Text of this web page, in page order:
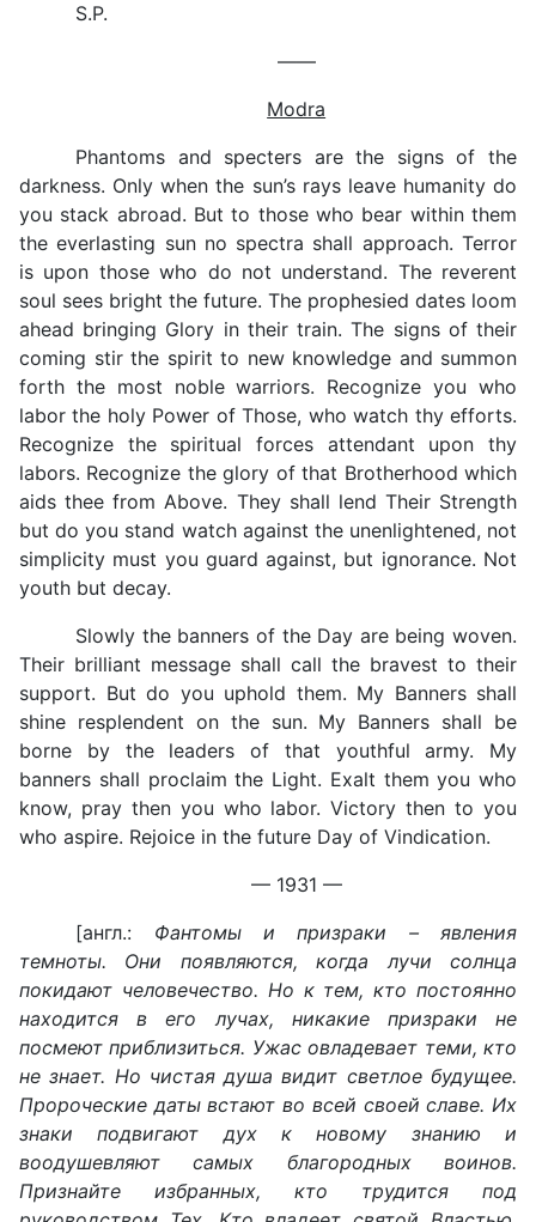
S.P.
——
Modra
Phantoms and specters are the signs of the
darkness. Only when the sun’s rays leave humanity do
you stack abroad. But to those who bear within them
the everlasting sun no spectra shall approach. Terror
is upon those who do not understand. The reverent
soul sees bright the future. The prophesied dates loom
ahead bringing Glory in their train. The signs of their
coming stir the spirit to new knowledge and summon
forth the most noble warriors. Recognize you who
labor the holy Power of Those, who watch thy efforts.
Recognize the spiritual forces attendant upon thy
labors. Recognize the glory of that Brotherhood which
aids thee from Above. They shall lend Their Strength
but do you stand watch against the unenlightened, not
simplicity must you guard against, but ignorance. Not
youth but decay.
Slowly the banners of the Day are being woven.
Their brilliant message shall call the bravest to their
support. But do you uphold them. My Banners shall
shine resplendent on the sun. My Banners shall be
borne by the leaders of that youthful army. My
banners shall proclaim the Light. Exalt them you who
know, pray then you who labor. Victory then to you
who aspire. Rejoice in the future Day of Vindication.
— 1931 —
[англ.: Фантомы и призраки – явления
темноты. Они появляются, когда лучи солнца
покидают человечество. Но к тем, кто постоянно
находится в его лучах, никакие призраки не
посмеют приблизиться. Ужас овладевает теми, кто
не знает. Но чистая душа видит светлое будущее.
Пророческие даты встают во всей своей славе. Их
знаки подвигают дух к новому знанию и
воодушевляют самых благородных воинов.
Признайте избранных, кто трудится под